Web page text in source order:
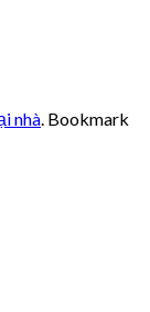
nhà . Bookmark